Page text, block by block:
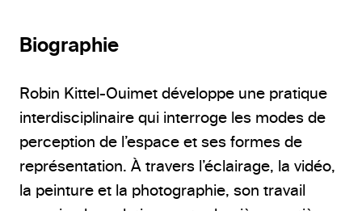
Biographie
Robin Kittel-Ouimet développe une pratique
interdisciplinaire qui interroge les modes de
perception de l’espace et ses formes de
représentation. À travers l’éclairage, la vidéo,
la peinture et la photographie, son travail